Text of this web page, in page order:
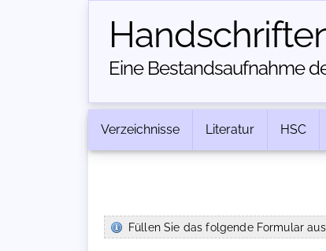
Eine Bestandsaufnahme
Verzeichnisse Literatur HSC
Füllen Sie das folgende Formular